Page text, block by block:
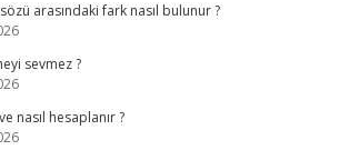
arasındaki fark nasıl bulunur ?
sevmez ?
nasıl hesaplanır ?